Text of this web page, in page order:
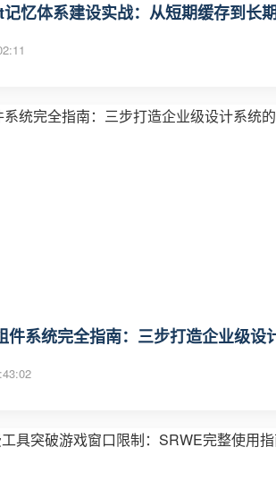
忆体系建设实战：从短期缓存到长
件系统完全指南：三步打造企业级设